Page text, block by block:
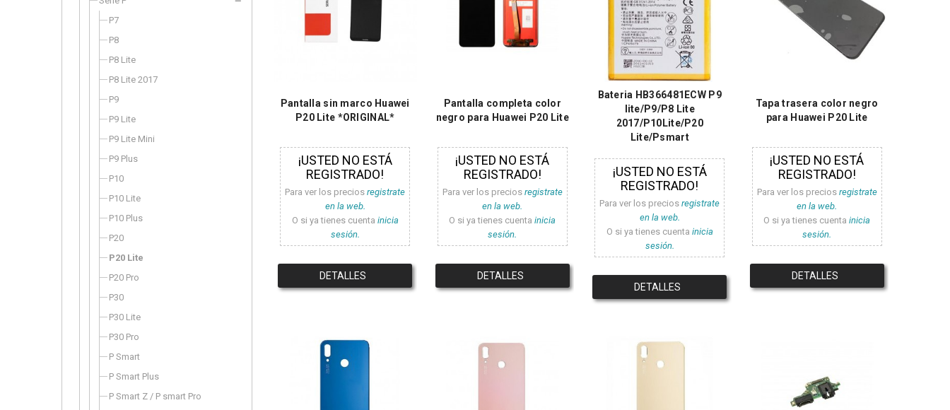
P7
P8
P8 Lite
P8 Lite 2017
P9
P9 Lite
P9 Lite Mini
P9 Plus
P10
P10 Lite
P10 Plus
P20
P20 Lite
P20 Pro
P30
P30 Lite
P30 Pro
P Smart
P Smart Plus
P Smart Z / P smart Pro
Pantalla sin marco Huawei
P20 Lite *ORIGINAL*
¡USTED NO ESTÁ
REGISTRADO!
Para ver los preciosregistrate
en la web.
O si ya tienes cuenta inicia
sesión.
DETALLES
Pantalla completa color
negro para Huawei P20 Lite
¡USTED NO ESTÁ
REGISTRADO!
Para ver los precios registrate
en la web.
O si ya tienes cuentainicia
sesión.
DETALLES
Bateria HB366481ECW P9
lite/P9/P8 Lite
2017/P10Lite/P20
Lite/Psmart
¡USTED NO ESTÁ
REGISTRADO!
Para ver los preciosregistrate
en la web.
O si ya tienes cuenta inicia
sesión.
DETALLES
Tapa trasera color negro
para Huawei P20 Lite
¡USTED NO ESTÁ
REGISTRADO!
Para ver los precios registrate
en la web.
O si ya tienes cuentainicia
sesión.
DETALLES